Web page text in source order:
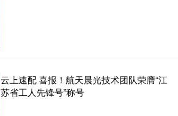
云上速配 喜报！航天晨光技术团队荣膺“江
苏省工人先锋号”称号